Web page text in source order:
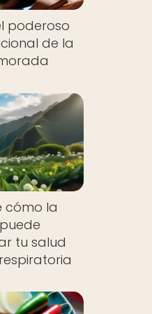
poderoso
de la
cómo la
tu salud